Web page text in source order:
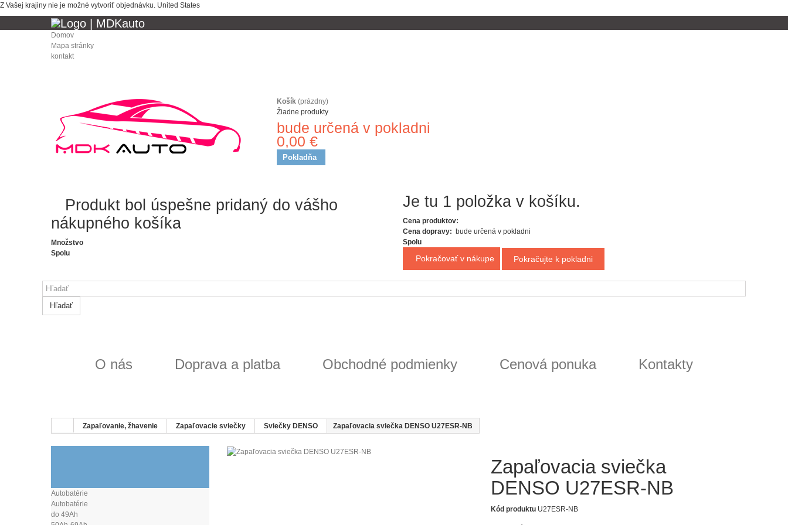
Z Vašej krajiny nie je možné vytvoriť objednávku. United States
Domov
Mapa stránky
kontakt
Košík (prázdny)
Žiadne produkty
bude určená v pokladni
0,00 €
Pokladňa
Produkt bol úspešne pridaný do vášho
nákupného košíka
Množstvo
Spolu
Je tu 1 položka v košíku.
Cena produktov:
Cena dopravy: bude určená v pokladni
Spolu
Pokračovať v nákupe Pokračujte k pokladni
Hľadať
O nás Doprava a platba Obchodné podmienky Cenová ponuka Kontakty
Zapaľovanie, žhavenie Zapaľovacie sviečky Sviečky DENSO Zapaľovacia sviečka DENSO U27ESR-NB
Autobatérie
Autobatérie
do 49Ah
Zapaľovacia sviečka
DENSO U27ESR-NB
Kód produktu U27ESR-NB